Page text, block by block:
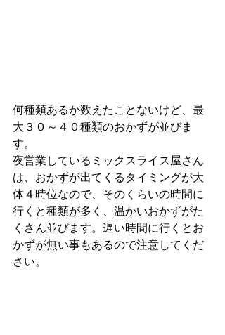
何種類あるか数えたことないけど、最
大３０～４０種類のおかずが並びま
す。
夜営業しているミックスライス屋さん
は、おかずが出てくるタイミングが大
体４時位なので、そのくらいの時間に
行くと種類が多く、温かいおかずがた
くさん並びます。遅い時間に行くとお
かずが無い事もあるので注意してくだ
さい。